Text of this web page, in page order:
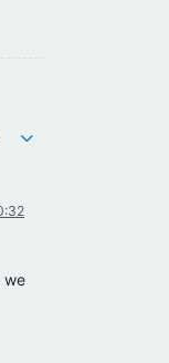
we